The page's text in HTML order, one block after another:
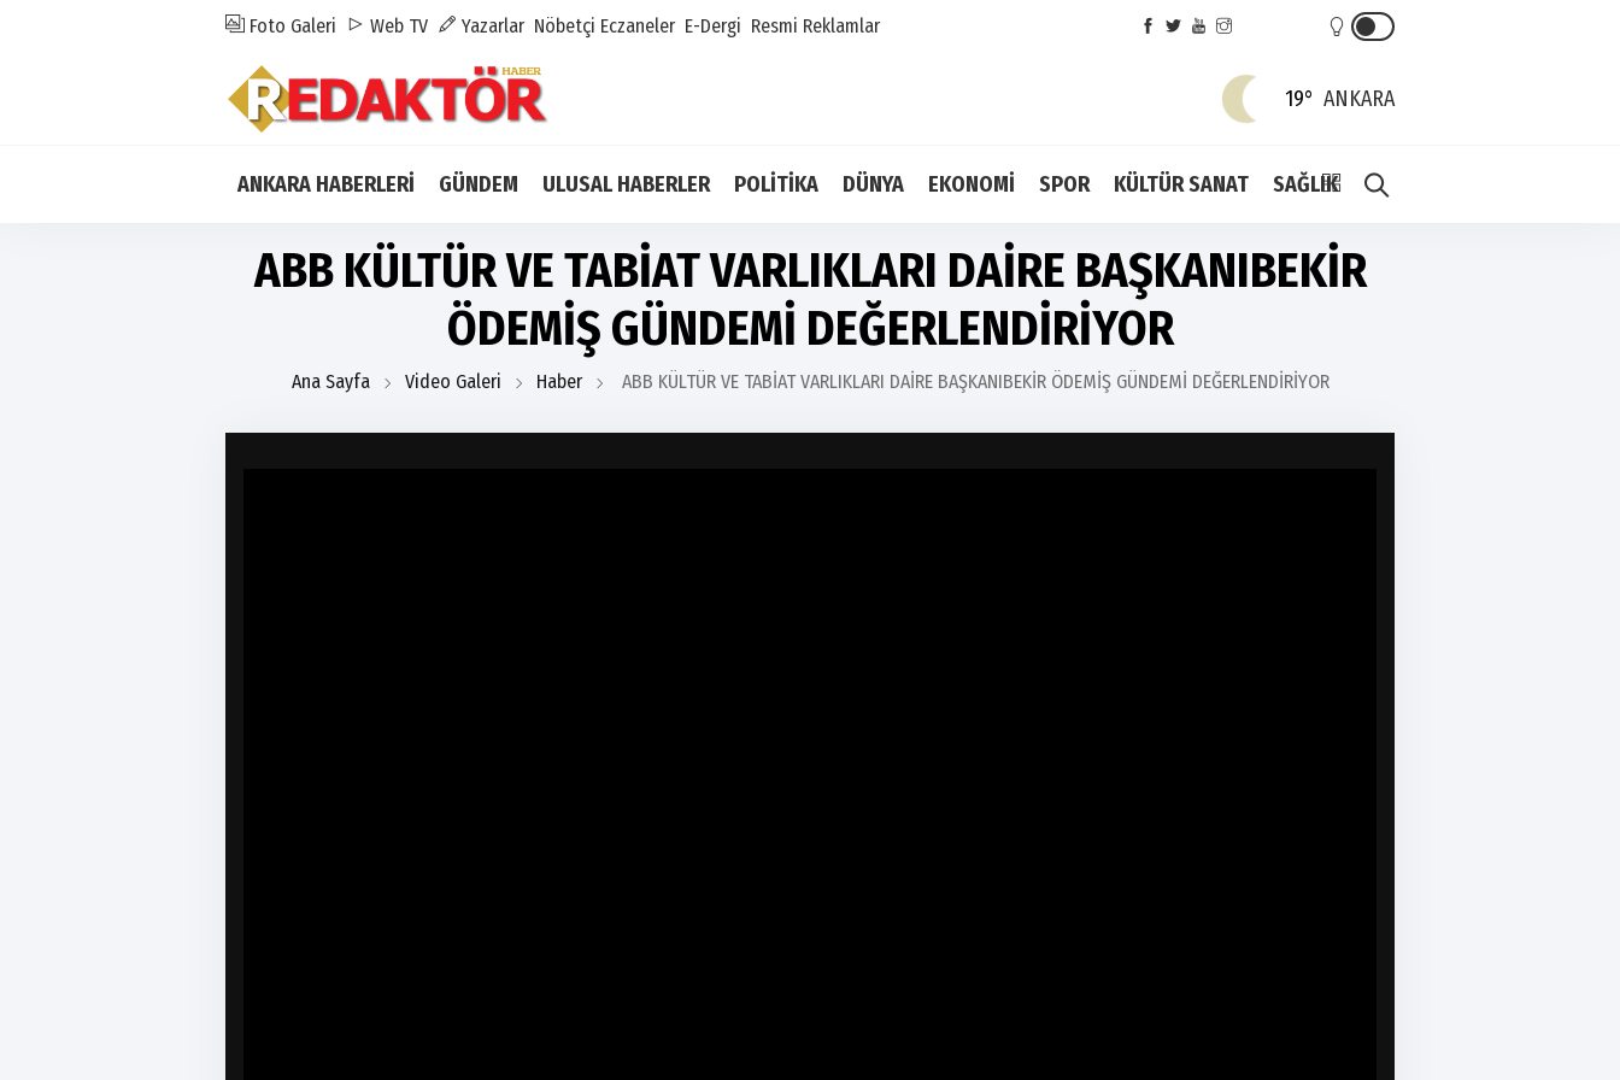
Foto Galeri Web TV Yazarlar Nöbetçi Eczaneler E-Dergi Resmi Reklamlar
19° ANKARA
ANKARA HABERLERİ GÜNDEM ULUSAL HABERLER POLİTİKA DÜNYA EKONOMİ SPOR KÜLTÜR SANAT SAĞLIK
ABB KÜLTÜR VE TABİAT VARLIKLARI DAİRE BAŞKANIBEKİR
ÖDEMİŞ GÜNDEMİ DEĞERLENDİRİYOR
Ana Sayfa Video Galeri Haber ABB KÜLTÜR VE TABİAT VARLIKLARI DAİRE BAŞKANIBEKİR ÖDEMİŞ GÜNDEMİ DEĞERLENDİRİYOR